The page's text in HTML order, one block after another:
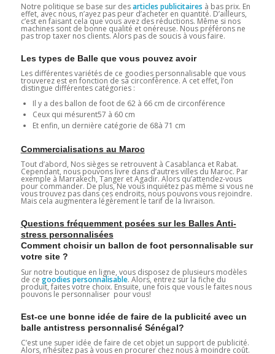
Notre politique se base sur desarticles publicitaires à bas prix. En
effet, avec nous, n’ayez pas peur d’acheter en quantité. D’ailleurs,
c’est en faisant cela que vous avez des réductions. Même si nos
machines sont de bonne qualité et onéreuse. Nous préférons ne
pas trop taxer nos clients. Alors pas de soucis à vous faire.
Les types de Balle que vous pouvez avoir
Les différentes variétés de ce goodies personnalisable que vous
trouverez est en fonction de sa circonférence. A cet effet, l’on
distingue différentes catégories :
Il y a des ballon de foot de 62 à 66 cm de circonférence
Ceux qui mésurent57 à 60 cm
Et enfin, un dernière catégorie de 68à 71 cm
Commercialisations au Maroc
Tout d’abord, Nos sièges se retrouvent à Casablanca et Rabat.
Cependant, nous pouvons livre dans d’autres villes du Maroc. Par
exemple à Marrakech, Tanger et Agadir. Alors qu’attendez-vous
pour commander. De plus, Ne vous inquiétez pas même si vous ne
vous trouvez pas dans ces endroits, nous pouvons vous rejoindre.
Mais cela augmentera légèrement le tarif de la livraison.
Questions fréquemment posées sur les Balles Anti-
stress personnalisées
Comment choisir un ballon de foot personnalisable sur
votre site ?
Sur notre boutique en ligne, vous disposez de plusieurs modèles
de ce goodies personnalisable. Alors, entrez sur la fiche du
produit, faites votre choix. Ensuite, une fois que vous le faites nous
pouvons le personnaliser pour vous!
Est-ce une bonne idée de faire de la publicité avec un
balle antistress personnalisé Sénégal?
C’est une super idée de faire de cet objet un support de publicité.
Alors, n’hésitez pas à vous en procurer chez nous à moindre coût.